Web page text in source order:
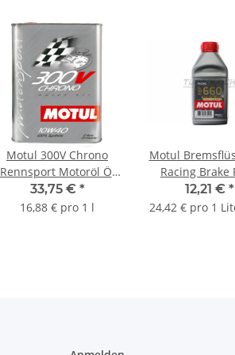
Motul 300V Chrono
Rennsport Motoröl Öl
10W40 - 2L 104243
33,75 € *
16,88 € pro 1 l
Motul
Racing Brake
RBF660 DOT 4 -
101666
12,21 € *
24,42 € pro 1